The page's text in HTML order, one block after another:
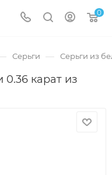
0
Серьги — Серьги из
карат из